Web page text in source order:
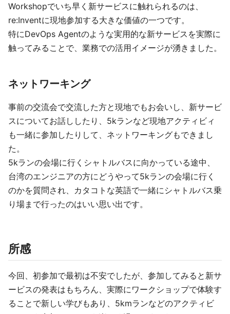
Workshopでいち早く新サービスに触れられるのは、
re:Inventに現地参加する大きな価値の一つです。
特にDevOps Agentのような実用的な新サービスを実際に
触ってみることで、業務での活用イメージが湧きました。
ネットワーキング
事前の交流会で交流した方と現地でもお会いし、新サービ
スについてお話ししたり、5kランなど現地アクティビィ
も一緒に参加したりして、ネットワーキングもできまし
た。
5kランの会場に行くシャトルバスに向かっている途中、
台湾のエンジニアの方にどうやって5kランの会場に行く
のかを質問され、カタコトな英語で一緒にシャトルバス乗
り場まで行ったのはいい思い出です。
所感
今回、初参加で最初は不安でしたが、参加してみると新サ
ービスの発表はもちろん、実際にワークショップで体験す
ることで新しい学びもあり、5kmランなどのアクティビ